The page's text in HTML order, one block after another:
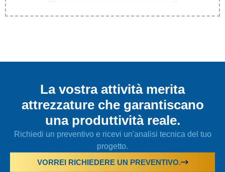
La vostra attività merita
attrezzature che garantiscano
una produttività reale.
Richiedi un preventivo e ricevi un'analisi tecnica del tuo
progetto.
VORREI RICHIEDERE UN PREVENTIVO.